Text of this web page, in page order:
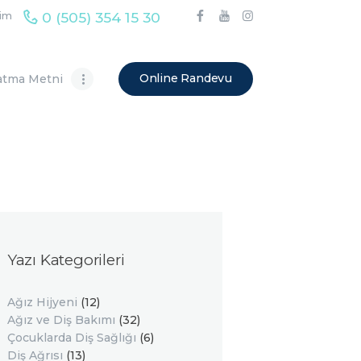
0 (505) 354 15 30
Metni Online Randevu
Yazı Kategorileri
Ağız Hijyeni (12)
Ağız ve Diş Bakımı (32)
Çocuklarda Diş Sağlığı (6)
Diş Ağrısı (13)